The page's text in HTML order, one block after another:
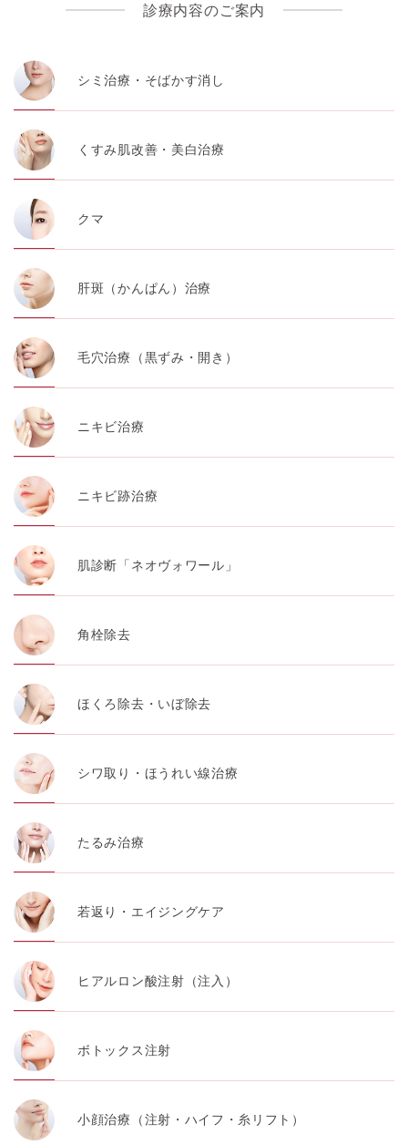
診療内容のご案内
シミ治療・そばかす消し
くすみ肌改善・美白治療
クマ
肝斑（かんぱん）治療
毛穴治療（黒ずみ・開き）
ニキビ治療
ニキビ跡治療
肌診断「ネオヴォワール」
角栓除去
ほくろ除去・いぼ除去
シワ取り・ほうれい線治療
たるみ治療
若返り・エイジングケア
ヒアルロン酸注射（注入）
ボトックス注射
小顔治療（注射・ハイフ・糸リフト）